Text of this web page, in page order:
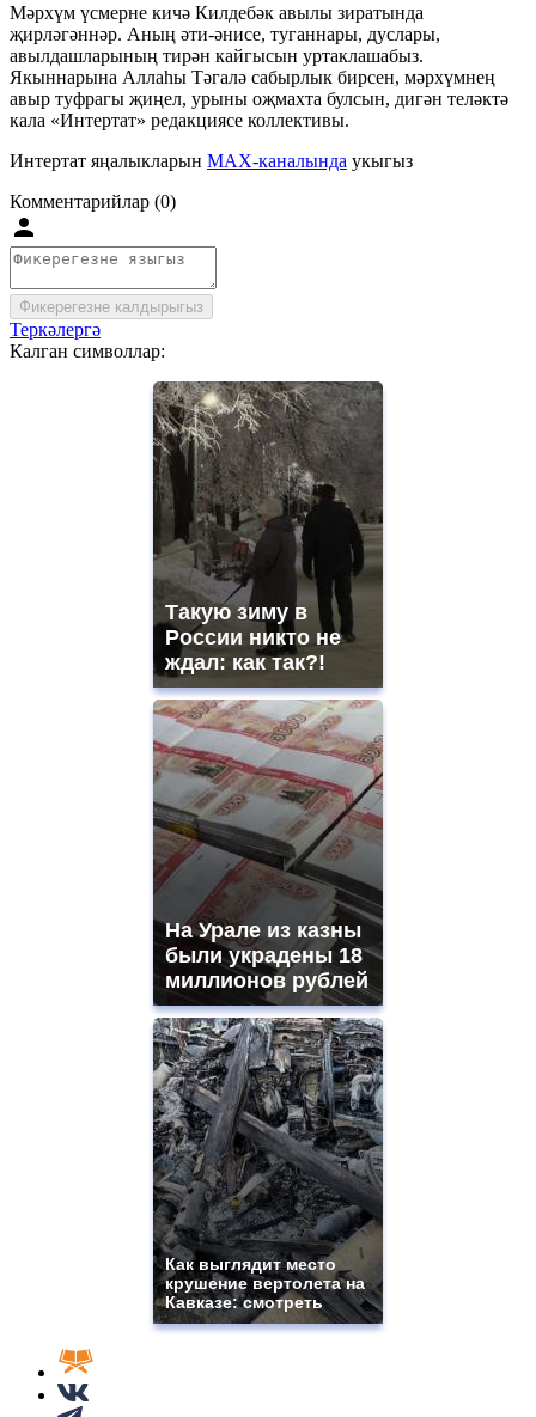
Мәрхүм үсмерне кичә Килдебәк авылы зиратында
җирләгәннәр. Аның әти-әнисе, туганнары, дуслары,
авылдашларының тирән кайгысын уртаклашабыз.
Якыннарына Аллаһы Тәгалә сабырлык бирсен, мәрхүмнең
авыр туфрагы җиңел, урыны оҗмахта булсын, дигән теләктә
кала «Интертат» редакциясе коллективы.
Интертат яңалыкларын MAX-каналында укыгыз
Комментарийлар (0)
Фикерегезне калдырыгыз
Теркәлергә
Калган символлар:
Такую зиму в
России никто не
ждал: как так?!
На Урале из казны
были украдены 18
миллионов рублей
Как выглядит место
крушение вертолета на
Кавказе: смотреть